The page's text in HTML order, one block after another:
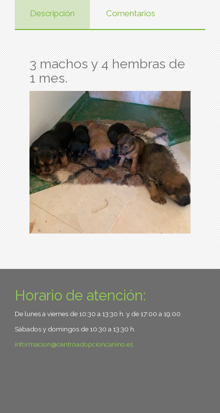
Descripción Comentarios
3 machos y 4 hembras de
1 mes.
Horario de atención:
De lunes a viernes de 10:30 a 13:30 h. y de 17:00 a 19:00
Sábados y domingos de 10:30 a 13:30 h.
informacion
centroadopcioncanino.es